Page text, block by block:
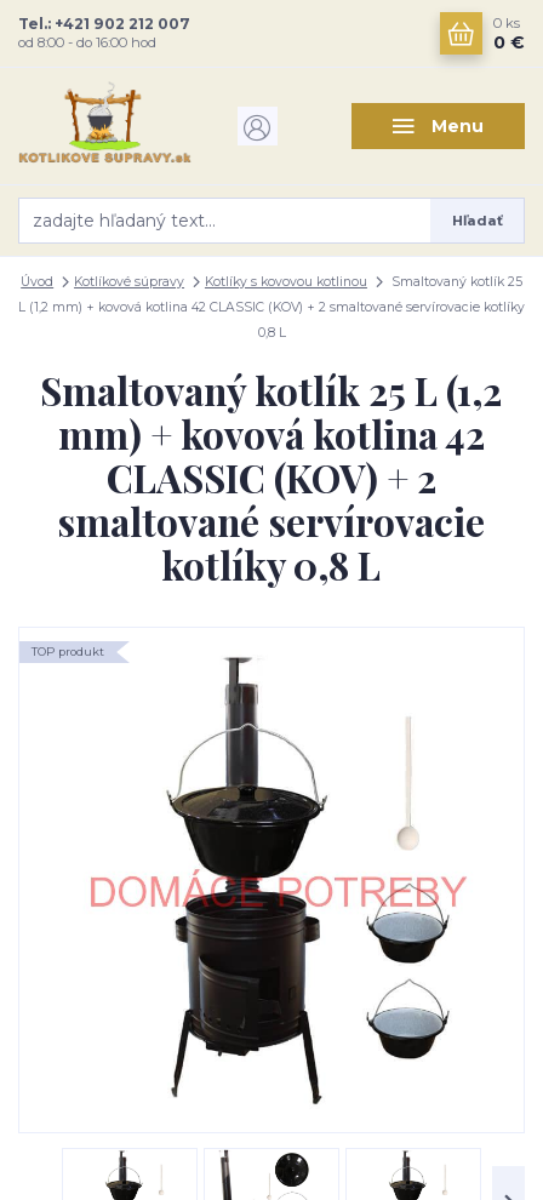
Menu
Hľadať
Tel.: +421 902 212 007
od 8:00 - do 16:00 hod
0 ks
0 €
Úvod Kotlíkové súpravy Kotlíky s kovovou kotlinou
Smaltovaný kotlík 25
L (1,2 mm) + kovová kotlina 42 CLASSIC (KOV) + 2 smaltované servírovacie kotlíky
0,8 L
Smaltovaný kotlík 25 L (1,2
mm) + kovová kotlina 42
CLASSIC (KOV) + 2
smaltované servírovacie
kotlíky 0,8 L
TOP produkt